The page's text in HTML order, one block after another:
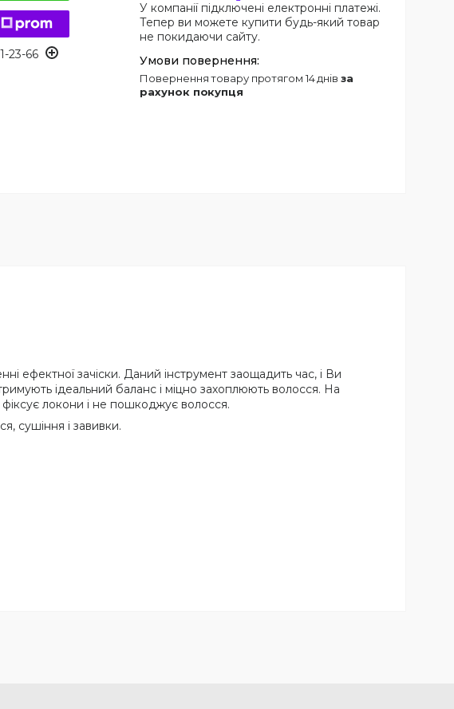
23-66
У компанії підключені електронні платежі.
Тепер ви можете купити будь-який товар
не покидаючи сайту.
повернення товару протягом 14 днів за
рахунок покупця
ефектної зачіски. Даний інструмент заощадить час, і Ви
ідеальний баланс і міцно захоплюють волосся. На
фіксує локони і не пошкоджує волосся.
сушіння і завивки.